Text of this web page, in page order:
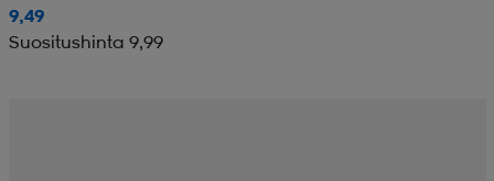
9,49
Suositushinta 9,99